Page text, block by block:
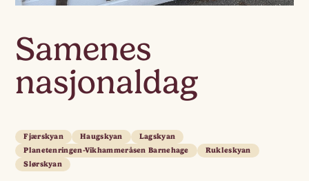
Samenes
nasjonaldag
Fjærskyan Haugskyan
Lagskyan
Planetenringen-Vikhammeråsen Barnehage
Rukleskyan
Slørskyan